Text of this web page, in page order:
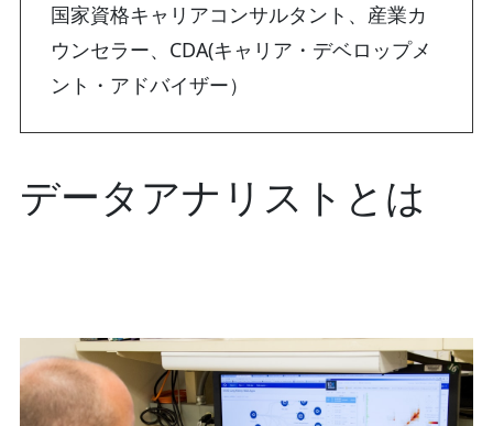
国家資格キャリアコンサルタント、産業カ
ウンセラー、CDA(キャリア・デベロップメ
ント・アドバイザー）
データアナリストとは